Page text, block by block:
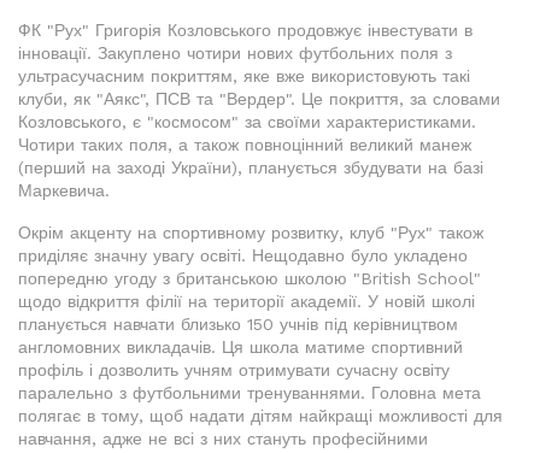
ФК "Рух" Григорія Козловського продовжує інвестувати в
інновації. Закуплено чотири нових футбольних поля з
ультрасучасним покриттям, яке вже використовують такі
клуби, як "Аякс", ПСВ та "Вердер". Це покриття, за словами
Козловського, є "космосом" за своїми характеристиками.
Чотири таких поля, а також повноцінний великий манеж
(перший на заході України), планується збудувати на базі
Маркевича.
Окрім акценту на спортивному розвитку, клуб "Рух" також
приділяє значну увагу освіті. Нещодавно було укладено
попередню угоду з британською школою "British School"
щодо відкриття філії на території академії. У новій школі
планується навчати близько 150 учнів під керівництвом
англомовних викладачів. Ця школа матиме спортивний
профіль і дозволить учням отримувати сучасну освіту
паралельно з футбольними тренуваннями. Головна мета
полягає в тому, щоб надати дітям найкращі можливості для
навчання, адже не всі з них стануть професійними